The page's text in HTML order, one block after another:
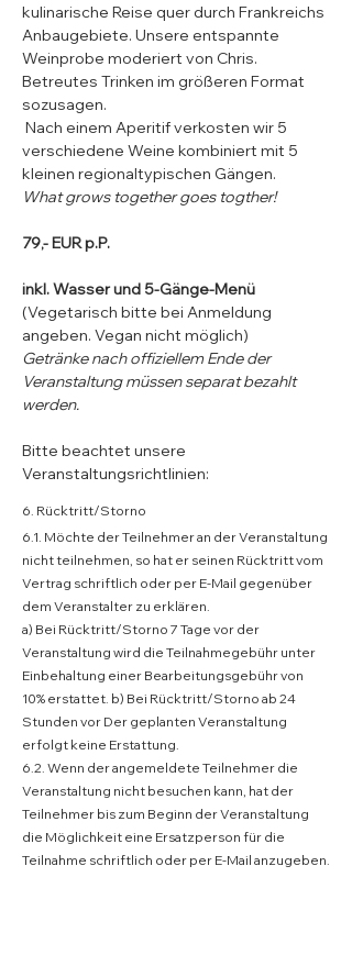
kulinarische Reise quer durch Frankreichs
Anbaugebiete. Unsere entspannte
Weinprobe moderiert von Chris.
Betreutes Trinken im größeren Format
sozusagen.
verschiedene Weine kombiniert mit 5
kleinen regionaltypischen Gängen.
What grows together goes togther!
79,- EUR p.P.​
inkl. Wasser und 5-Gänge-Menü
(Vegetarisch bitte bei Anmeldung
angeben. Vegan nicht möglich)
Getränke nach offiziellem Ende der
Veranstaltung müssen separat bezahlt
werden.
Bitte beachtet unsere
Veranstaltungsrichtlinien:
6. Rücktritt/Storno
6.1. Möchte der Teilnehmer an der Veranstaltung
nicht teilnehmen, so hat er seinen Rücktritt vom
Vertrag schriftlich oder per E-Mail gegenüber
dem Veranstalter zu erklären.
a) Bei Rücktritt/Storno 7 Tage vor der
Veranstaltung wird die Teilnahmegebühr unter
Einbehaltung einer Bearbeitungsgebühr von
10% erstattet. b) Bei Rücktritt/Storno ab 24
Stunden vor Der geplanten Veranstaltung
erfolgt keine Erstattung.
6.2. Wenn der angemeldete Teilnehmer die
Veranstaltung nicht besuchen kann, hat der
Teilnehmer bis zum Beginn der Veranstaltung
die Möglichkeit eine Ersatzperson für die
Teilnahme schriftlich oder per E-Mail anzugeben.